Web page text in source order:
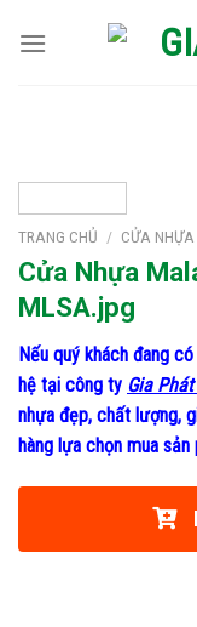
TRANG CHỦ / CỬA NHỰA
Cửa Nhựa
MLSA.jpg
Nếu quý khách đang
hệ tại công ty Gia
nhựa đẹp, chất lượng,
hàng lựa chọn mua